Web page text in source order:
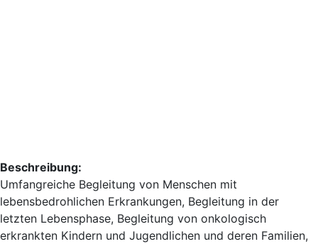
Beschreibung:
Umfangreiche Begleitung von Menschen mit
lebensbedrohlichen Erkrankungen, Begleitung in der
letzten Lebensphase, Begleitung von onkologisch
erkrankten Kindern und Jugendlichen und deren Familien,